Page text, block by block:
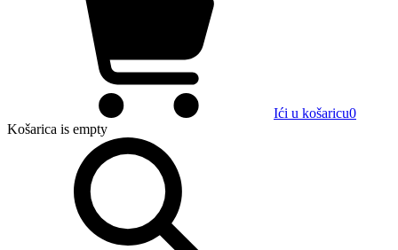
Ići u košaricu0
Košarica is empty